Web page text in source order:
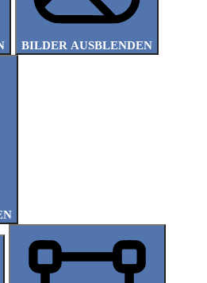
BILDER AUSBLENDEN